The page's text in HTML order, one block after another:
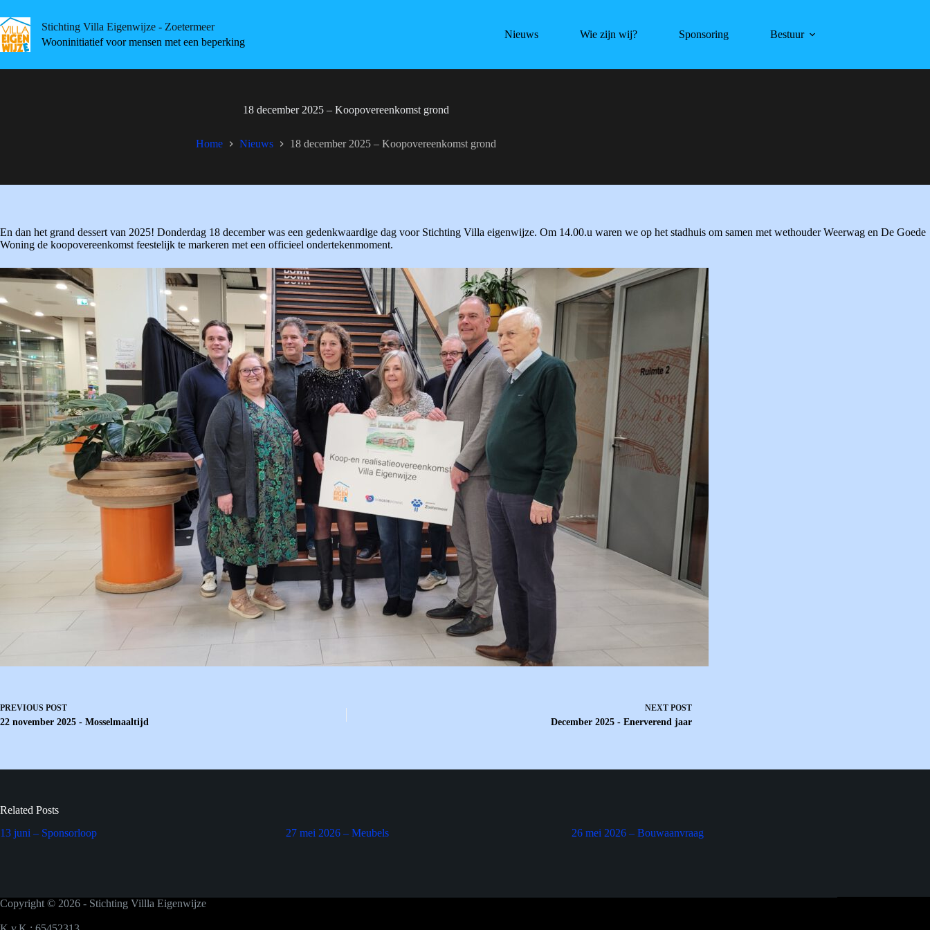
to
content
Stichting Villa Eigenwijze - Zoetermeer
Wooninitiatief voor mensen met een beperking
Nieuws Wie zijn wij? Sponsoring Bestuur
18 december 2025 – Koopovereenkomst grond
Home Nieuws 18 december 2025 – Koopovereenkomst grond
En dan het grand dessert van 2025! Donderdag 18 december was een gedenkwaardige dag voor Stichting Villa eigenwijze. Om 14.00.u waren we op het stadhuis om samen met wethouder Weerwag en De Goede
Woning de koopovereenkomst feestelijk te markeren met een officieel ondertekenmoment.
PREVIOUS POST
22 november 2025 - Mosselmaaltijd
NEXT POST
December 2025 - Enerverend jaar
Related Posts
13 juni – Sponsorloop
27 mei 2026 – Meubels 26 mei 2026 – Bouwaanvraag
Copyright © 2026 - Stichting Villla Eigenwijze